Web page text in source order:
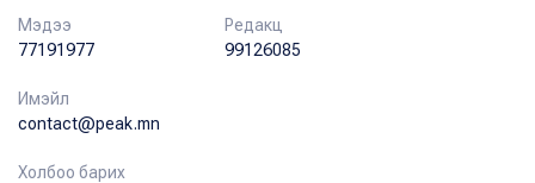
Мэдээ
77191977
Редакц
99126085
Имэйл
contact@peak.mn
Холбоо барих